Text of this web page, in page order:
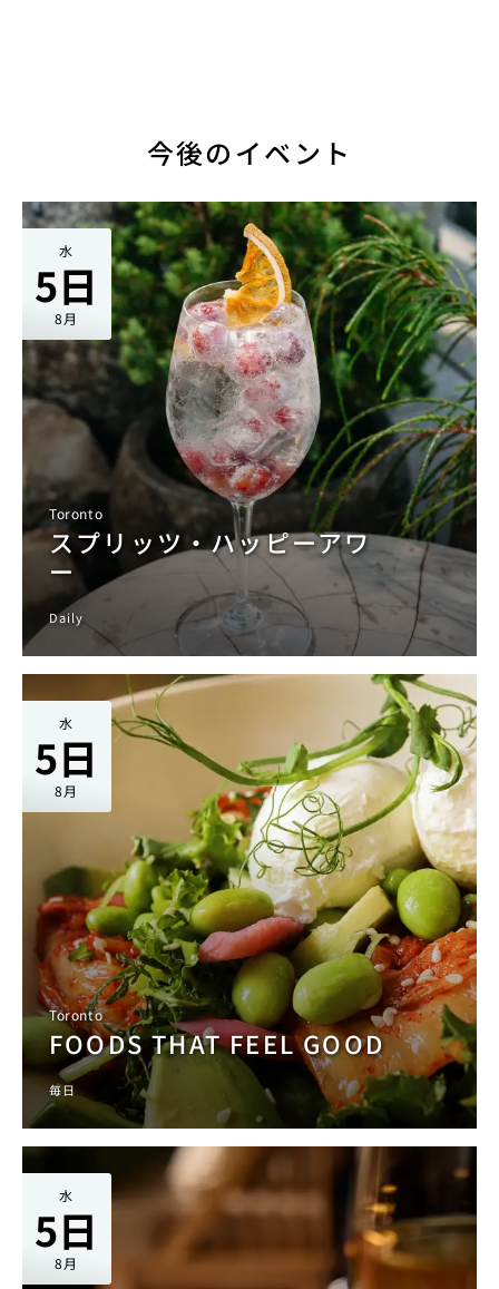
今後のイベント
水
5日
8月
Toronto
スプリッツ・ハッピーアワ
ー
Daily
水
5日
8月
Toronto
FOODS THAT FEEL GOOD
毎日
水
5日
8月